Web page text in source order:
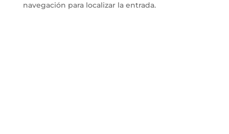
navegación para localizar la entrada.